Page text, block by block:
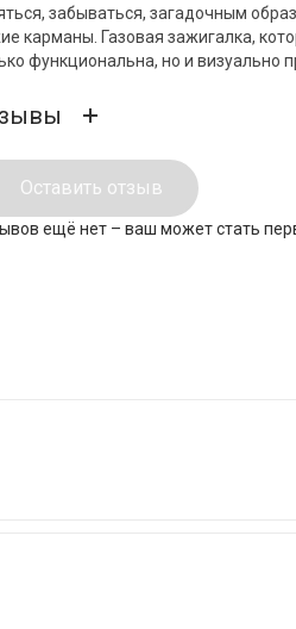
забываться, загадочным
карманы. Газовая зажигалка,
функциональна, но и визуально
Оставить отзыв
ещё нет – ваш может стать